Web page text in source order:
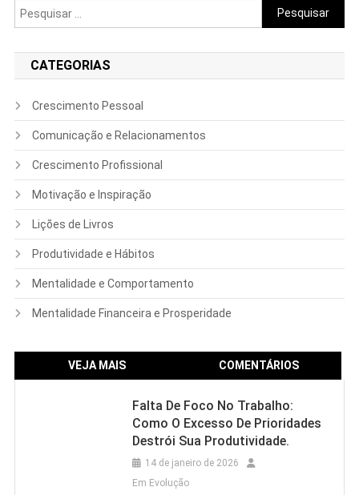
Pesquisar
por:
CATEGORIAS
Crescimento Pessoal
Comunicação e Relacionamentos
Crescimento Profissional
Motivação e Inspiração
Lições de Livros
Produtividade e Hábitos
Mentalidade e Comportamento
Mentalidade Financeira e Prosperidade
VEJA MAIS COMENTÁRIOS
Falta De Foco No Trabalho:
Como O Excesso De Prioridades
Destrói Sua Produtividade.
14 de janeiro de 2026
Em Evolução